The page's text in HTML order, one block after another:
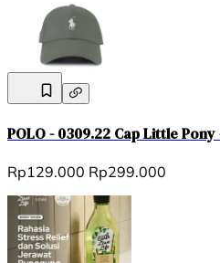
POLO - 0309.22 Cap Little Pony
Rp129.000 Rp299.000